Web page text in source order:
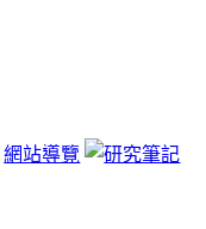
網站導覽